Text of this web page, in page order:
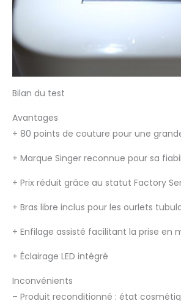
Bilan du test
Avantages
+ 80 points de couture pour une
+ Marque Singer reconnue pour sa
+ Prix réduit grâce au statut Factory
+ Bras libre inclus pour les ourlets
+ Enfilage assisté facilitant la prise en
+ Éclairage LED intégré
Inconvénients
– Produit reconditionné : état